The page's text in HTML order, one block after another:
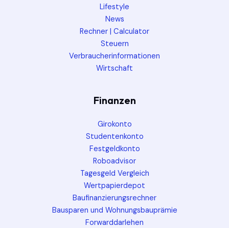
Lifestyle
News
Rechner | Calculator
Steuern
Verbraucherinformationen
Wirtschaft
Finanzen
Girokonto
Studentenkonto
Festgeldkonto
Roboadvisor
Tagesgeld Vergleich
Wertpapierdepot
Baufinanzierungsrechner
Bausparen und Wohnungsbauprämie
Forwarddarlehen